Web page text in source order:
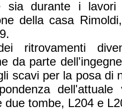
sia durante i
della casa
ritrovamenti
da parte
scavi per la posa di
due tombe, L204 e